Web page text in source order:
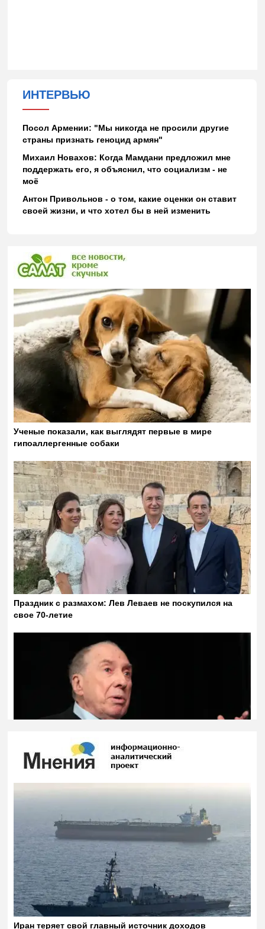
ИНТЕРВЬЮ
Посол Армении: "Мы никогда не просили другие
страны признать геноцид армян"
Михаил Новахов: Когда Мамдани предложил мне
поддержать его, я объяснил, что социализм - не
моё
Антон Привольнов - о том, какие оценки он ставит
своей жизни, и что хотел бы в ней изменить